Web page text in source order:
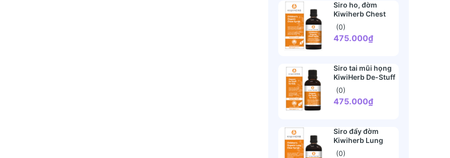
Siro ho, đờm
Kiwiherb Chest
Syrup cho bé
(0)
475.000₫
Siro tai mũi họng
KiwiHerb De-Stuff
(0)
475.000₫
Siro đẩy đờm
Kiwiherb Lung
Clear
(0)